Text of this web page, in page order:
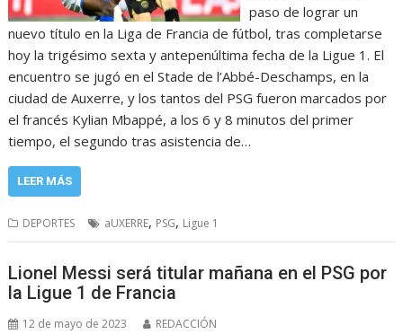
paso de lograr un
nuevo título en la Liga de Francia de fútbol, tras completarse
hoy la trigésimo sexta y antepenúltima fecha de la Ligue 1. El
encuentro se jugó en el Stade de l’Abbé-Deschamps, en la
ciudad de Auxerre, y los tantos del PSG fueron marcados por
el francés Kylian Mbappé, a los 6 y 8 minutos del primer
tiempo, el segundo tras asistencia de…
LEER MÁS
DEPORTES aUXERRE, PSG, Ligue 1
Lionel Messi será titular mañana en el PSG por
la Ligue 1 de Francia
12 de mayo de 2023 REDACCIÓN